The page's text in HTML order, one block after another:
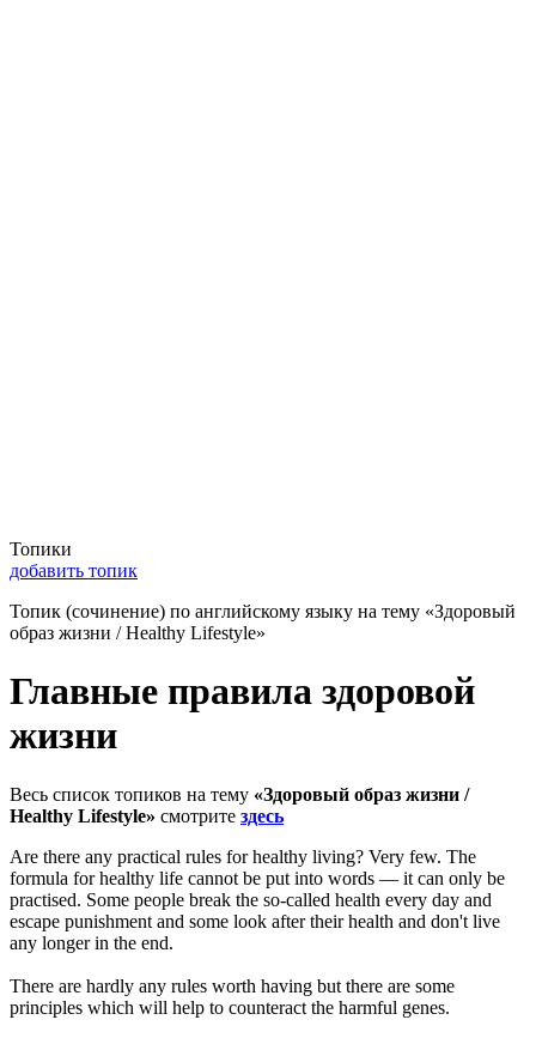
Топики
добавить топик
Топик (сочинение) по английскому языку на тему «Здоровый
образ жизни / Healthy Lifestyle»
Главные правила здоровой
жизни
Весь список топиков на тему «Здоровый образ жизни /
Healthy Lifestyle» смотрите здесь
Are there any practical rules for healthy living? Very few. The
formula for healthy life cannot be put into words — it can only be
practised. Some people break the so-called health every day and
escape punishment and some look after their health and don't live
any longer in the end.
There are hardly any rules worth having but there are some
principles which will help to counteract the harmful genes.